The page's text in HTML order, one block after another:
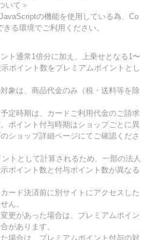
いて＞
の機能を使用している為、Co
る環境でご利用ください。
ト通常1倍分に加え、上乗せとなる1〜
ポイント数をプレミアムポイントとし
象は、商品代金のみ（税・送料等を除
定時期は、カードご利用代金のご請求
ポイント付与時期はショップごとに異
ショップ詳細ページにてご確認くださ
トとして計算されるため、一部の法人
ポイント数と付与ポイント数が異なる
ード決済前に別サイトにアクセスした
ん。
更があった場合は、プレミアムポイン
があります。
場合は、プレミアムポイント付与の対